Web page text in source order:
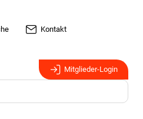
Kontakt
Mitglieder-Login